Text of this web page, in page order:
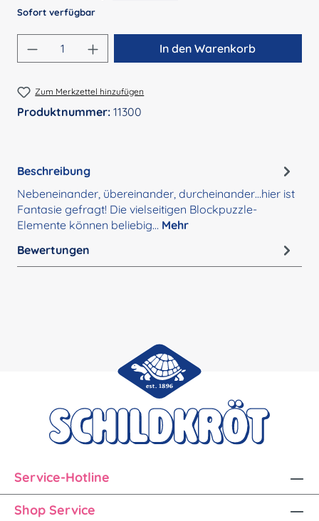
Sofort verfügbar
Produkt Anzahl: Gib den gewünschten
In den Warenkorb
Zum Merkzettel hinzufügen
Produktnummer: 11300
Beschreibung
Nebeneinander, übereinander, durcheinander…hier ist
Fantasie gefragt! Die vielseitigen Blockpuzzle-
Elemente können beliebig… Mehr
Bewertungen
Service-Hotline
Shop Service